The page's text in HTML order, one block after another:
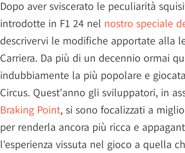
Dopo aver sviscerato le peculiarità
introdotte in F1 24 nel nostro speciale
descrivervi le modifiche apportate alla
Carriera. Da più di un decennio ormai
indubbiamente la più popolare e
Circus. Quest'anno gli sviluppatori, in
Braking Point, si sono focalizzati a
per renderla ancora più ricca e
l'esperienza vissuta nel gioco a quella